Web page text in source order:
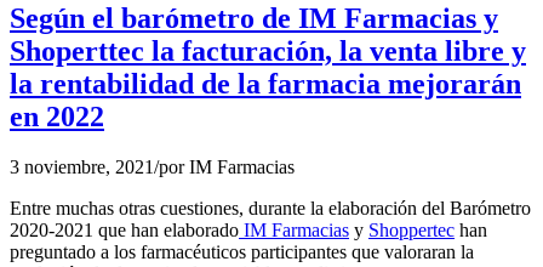
Según el barómetro de IM Farmacias y
Shoperttec la facturación, la venta libre y
la rentabilidad de la farmacia mejorarán
en 2022
3 noviembre, 2021/porIM Farmacias
Entre muchas otras cuestiones, durante la elaboración del Barómetro
2020-2021 que han elaborado IM Farmacias y Shoppertec han
preguntado a los farmacéuticos participantes que valoraran la